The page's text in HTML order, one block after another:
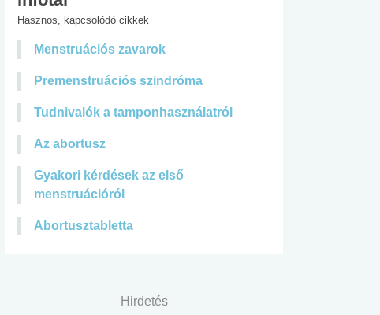
Hasznos, kapcsolódó cikkek
Menstruációs zavarok
Premenstruációs szindróma
Tudnivalók a tamponhasználatról
Az abortusz
Gyakori kérdések az első
menstruációról
Abortusztabletta
Hirdetés